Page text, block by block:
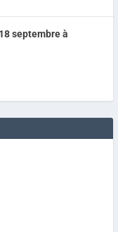
septembre à